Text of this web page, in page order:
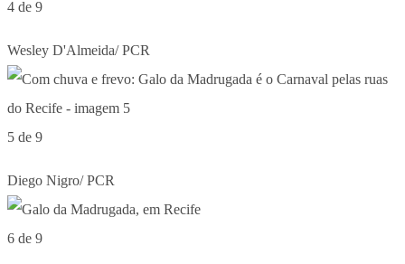
4 de 9
Wesley D'Almeida/ PCR
5 de 9
Diego Nigro/ PCR
6 de 9